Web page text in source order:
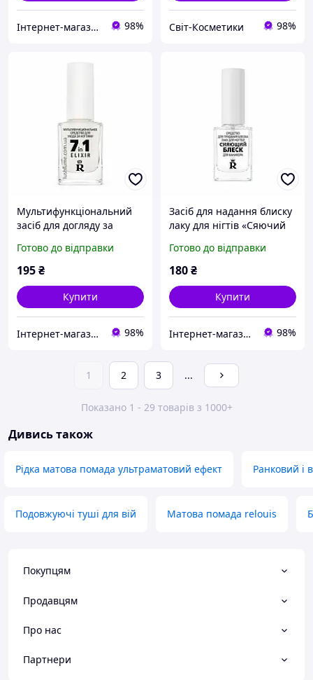
Інтернет-магазин косметики "Lushlume" 98% Світ-Косметики 98%
Мультифункціональний
засіб для догляду за
Готово до відправки
195₴
Купити
Інтернет-магазин косметики "Lushlume" 98%
Засіб для надання блиску
лаку для нігтів «Сяючий
Relouis
Готово до відправки
180₴
Купити
Інтернет-магазин косметики "Lushlume" 98%
1 2 3 ...
Показано 1 - 29 товарів з 1000+
Дивись також
Рідка матова помада ультраматовий ефект Ранковий і
Подовжуючі туші для вій Матова помада relouis
Покупцям
Продавцям
Про нас
Партнери